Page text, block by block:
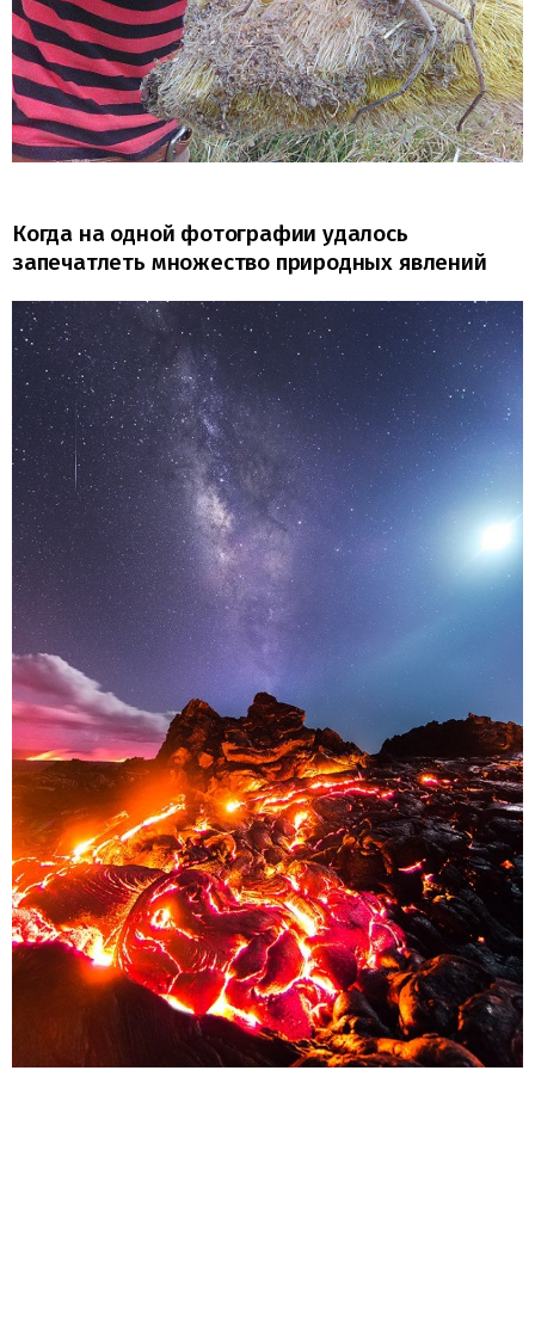
Когда на одной фотографии удалось
запечатлеть множество природных явлений